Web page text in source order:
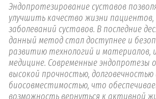
Эндопротезирование суставов
улучшить качество жизни
заболеваний суставов. В последние
данный метод стал доступнее и
развитию технологий и материалов,
медицине. Современные эндопротезы
высокой прочностью, долговечностью
биосовместимостью, что
возможность вернуться к активной